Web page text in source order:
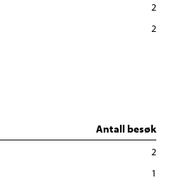
2
2
Antall besøk
2
1